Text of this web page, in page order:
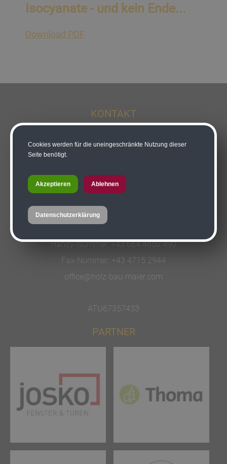
Isocyanate - und kein Ende...
Download PDF
KONTAKT
9640 Kötschach-Mauthen
Handy-Nummer:+43 664 4850 490
Fax-Nummer: +43 4715 2944
office@holz-bau-maier.com
ATU67357433
PARTNER
Cookies werden für die uneingeschränkte Nutzung dieser
Seite benötigt.
Akzeptieren Ablehnen
Datenschutzerklärung